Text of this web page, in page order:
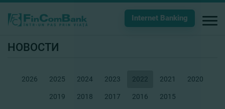
Internet Banking
НОВОСТИ
2026 2025 2024 2023 2022 2021 2020
2019 2018 2017 2016 2015